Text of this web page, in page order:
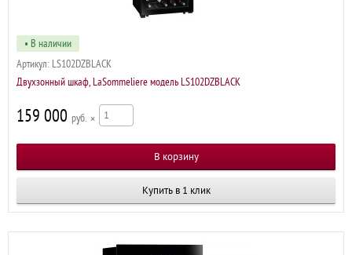
• В наличии
Артикул: LS102DZBLACK
Двухзонный шкаф, LaSommeliere модель LS102DZBLACK
159 000 р ×
Купить в 1 клик